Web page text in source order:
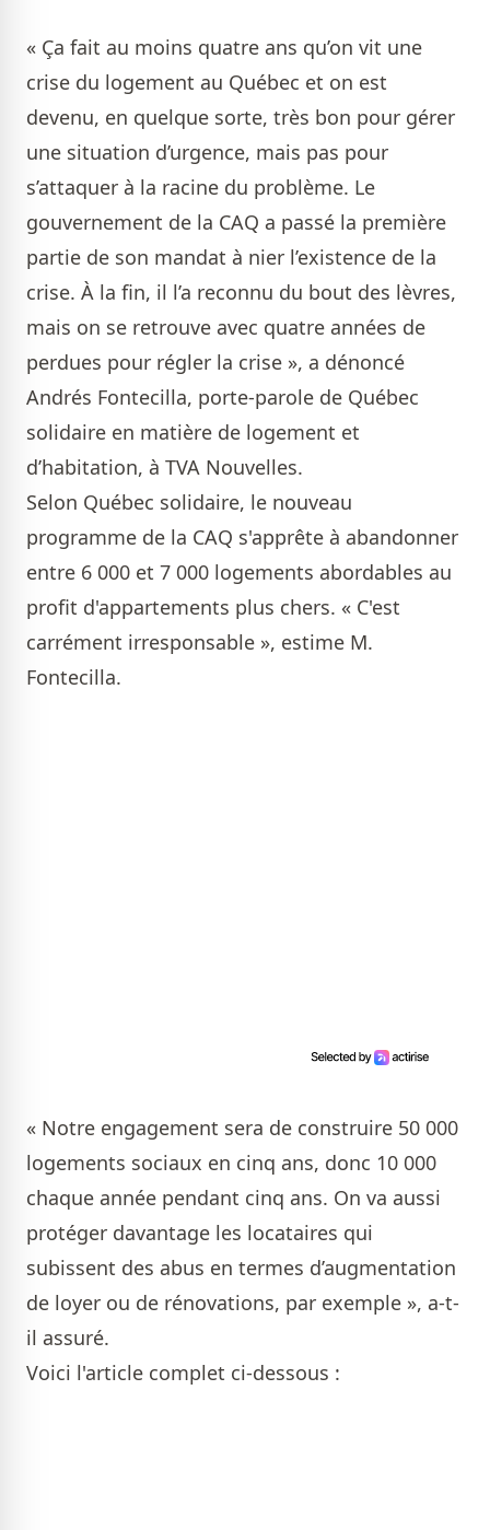
« Ça fait au moins quatre ans qu’on vit une
crise du logement au Québec et on est
devenu, en quelque sorte, très bon pour gérer
une situation d’urgence, mais pas pour
s’attaquer à la racine du problème. Le
gouvernement de la CAQ a passé la première
partie de son mandat à nier l’existence de la
crise. À la fin, il l’a reconnu du bout des lèvres,
mais on se retrouve avec quatre années de
perdues pour régler la crise », a dénoncé
Andrés Fontecilla, porte-parole de Québec
solidaire en matière de logement et
d’habitation, à TVA Nouvelles.
Selon Québec solidaire, le nouveau
programme de la CAQ s'apprête à abandonner
entre 6 000 et 7 000 logements abordables au
profit d'appartements plus chers. « C'est
carrément irresponsable », estime M.
Fontecilla.
« Notre engagement sera de construire 50 000
logements sociaux en cinq ans, donc 10 000
chaque année pendant cinq ans. On va aussi
protéger davantage les locataires qui
subissent des abus en termes d’augmentation
de loyer ou de rénovations, par exemple », a-t-
il assuré.
Voici l'article complet ci-dessous :